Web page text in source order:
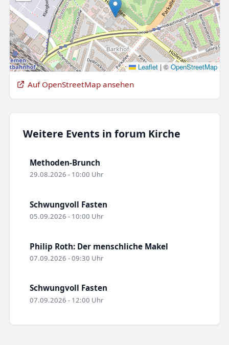
Leaflet |©OpenStreetMap
Auf OpenStreetMap ansehen
Weitere Events in forum Kirche
Methoden-Brunch
29.08.2026 - 10:00 Uhr
Schwungvoll Fasten
05.09.2026 - 10:00 Uhr
Philip Roth: Der menschliche Makel
07.09.2026 - 09:30 Uhr
Schwungvoll Fasten
07.09.2026 - 12:00 Uhr